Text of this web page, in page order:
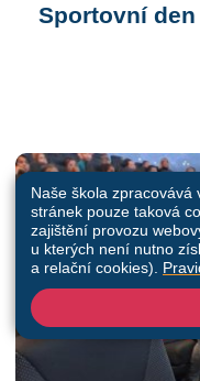
Sportovní
Naše škola zpracovává
stránek pouze taková
zajištění provozu
u kterých není nutno
a relační cookies).